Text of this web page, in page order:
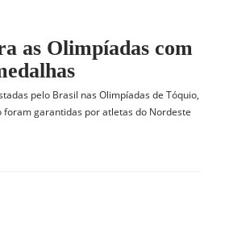
as Olimpíadas com
pelo Brasil nas Olimpíadas de Tóquio,
garantidas por atletas do Nordeste